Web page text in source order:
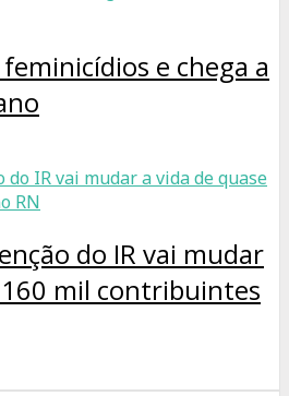
e chega a
do IR vai mudar
mil contribuintes